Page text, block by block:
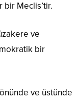
bir Meclis’tir.
ve
bir
ve üstünde